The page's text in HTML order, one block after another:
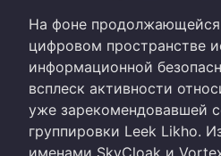
На фоне продолжающейся
цифровом пространстве
информационной
всплеск активности
уже зарекомендовавшей
группировки Leek Likho.
именами SkyCloak и